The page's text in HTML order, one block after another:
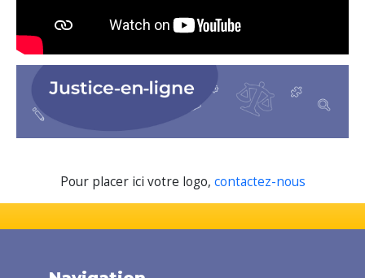
Pour placer ici votre logo, contactez-nous